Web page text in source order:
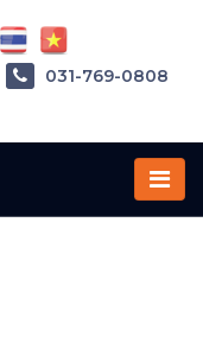
031-769-0808